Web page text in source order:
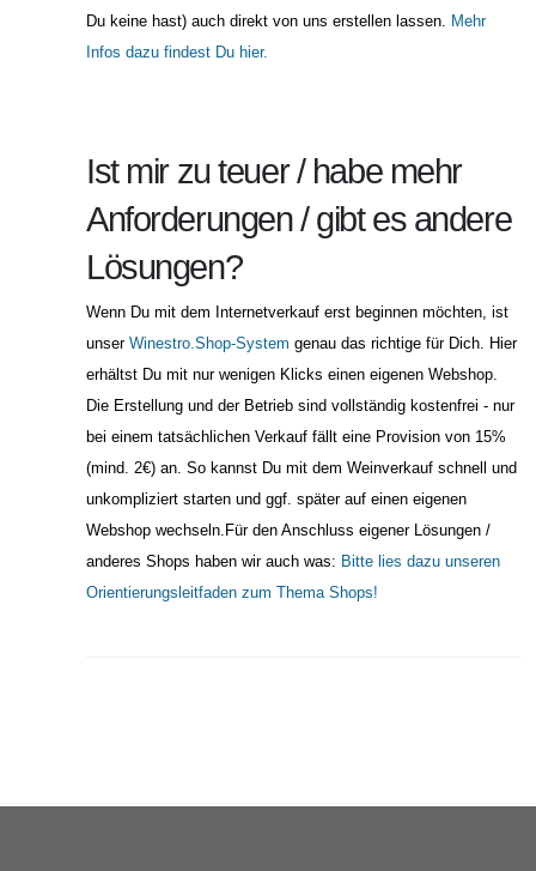
Du keine hast) auch direkt von uns erstellen lassen. Mehr
Infos dazu findest Du hier.
Ist mir zu teuer / habe mehr
Anforderungen / gibt es andere
Lösungen?
Wenn Du mit dem Internetverkauf erst beginnen möchten, ist
unser Winestro.Shop-System genau das richtige für Dich. Hier
erhältst Du mit nur wenigen Klicks einen eigenen Webshop.
Die Erstellung und der Betrieb sind vollständig kostenfrei - nur
bei einem tatsächlichen Verkauf fällt eine Provision von 15%
(mind. 2€) an. So kannst Du mit dem Weinverkauf schnell und
unkompliziert starten und ggf. später auf einen eigenen
Webshop wechseln.Für den Anschluss eigener Lösungen /
anderes Shops haben wir auch was: Bitte lies dazu unseren
Orientierungsleitfaden zum Thema Shops!